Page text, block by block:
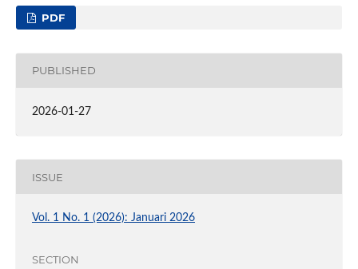
PDF
PUBLISHED
2026-01-27
ISSUE
Vol. 1 No. 1 (2026): Januari 2026
SECTION